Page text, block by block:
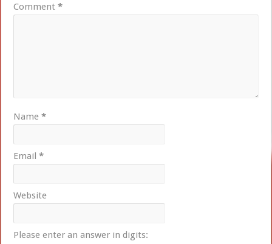
Comment*
Name*
Email*
Website
Please enter an answer in digits: